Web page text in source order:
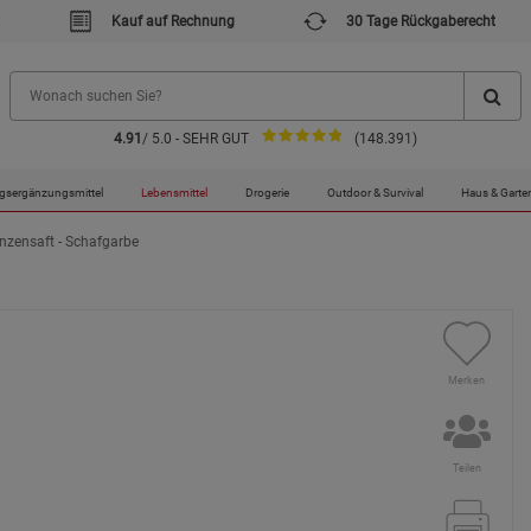
Kauf auf Rechnung 30 Tage Rückgaberecht
4.91 / 5.0 - SEHR GUT (148.391)
Lebensmittel Drogerie Outdoor & Survival Haus &
- Schafgarbe
Merken
Teilen